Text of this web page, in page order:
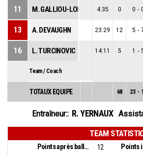
11 M. GALLIOU-LOKO 4:35 0 0 -
13 A. DEVAUGHN 23:29 12 5 -
16 L. TURCINOVIC 14:11 5 1 -
Team / Coach
TOTAUX EQUIPE 68 23 -
Entraîneur:: R. YERNAUX
TEAM
Points après balles perdues: 12 Points